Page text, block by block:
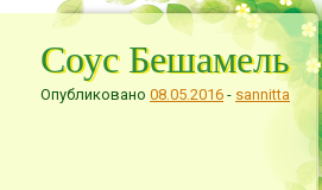
Соус Бешамель
Опубликовано08.05.2016 - sannitta